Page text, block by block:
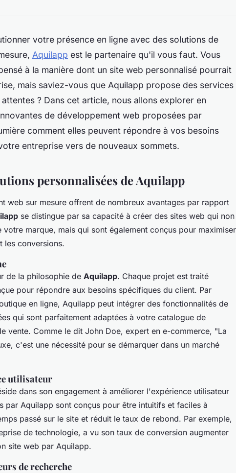
votre présence en ligne avec des solutions de
Aquilapp est le partenaire qu'il vous faut. Vous
à la manière dont un site web personnalisé pourrait
mais saviez-vous que Aquilapp propose des services
? Dans cet article, nous allons explorer en
de développement web proposées par
comment elles peuvent répondre à vos besoins
entreprise vers de nouveaux sommets.
personnalisées de Aquilapp
web sur mesure offrent de nombreux avantages par rapport
se distingue par sa capacité à créer des sites web qui non
marque, mais qui sont également conçus pour maximiser
les conversions.
de la philosophie de Aquilapp. Chaque projet est traité
pour répondre aux besoins spécifiques du client. Par
en ligne, Aquilapp peut intégrer des fonctionnalités de
qui sont parfaitement adaptées à votre catalogue de
vente. Comme le dit John Doe, expert en e-commerce, "La
c'est une nécessité pour se démarquer dans un marché
utilisateur
dans son engagement à améliorer l'expérience utilisateur
par Aquilapp sont conçus pour être intuitifs et faciles à
passé sur le site et réduit le taux de rebond. Par exemple,
de technologie, a vu son taux de conversion augmenter
site web par Aquilapp.
de recherche